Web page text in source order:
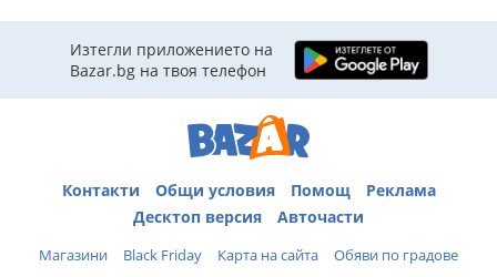
Изтегли приложението на
Bazar.bg на твоя телефон
Контакти Общи условия Помощ
Реклама
Десктоп версия
Авточасти
Магазини Black Friday Карта на сайта
Обяви по градове